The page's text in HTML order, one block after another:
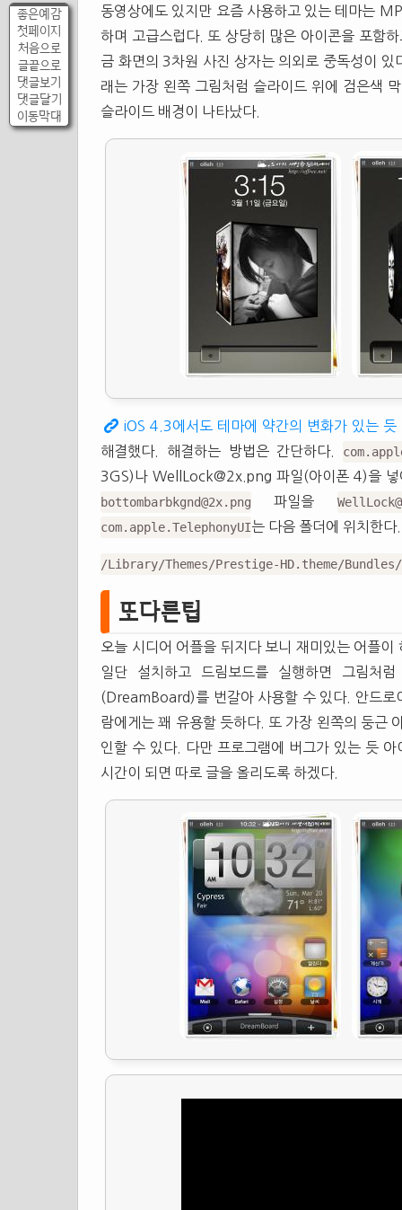
좋은예감
첫페이지
처음으로
글끝으로
댓글보기
댓글달기
이동막대
동영상에도 있지만 요즘 사용하고 있는 테마는
하며 고급스럽다. 또 상당히 많은 아이콘을 포함
금 화면의 3차원 사진 상자는 의외로 중독성이 있
래는 가장 왼쪽 그림처럼 슬라이드 위에 검은색
슬라이드 배경이 나타났다.
iOS 4.3에서도 테마에 약간의 변화가 있는 듯
해결했다. 해결하는 방법은 간단하다.
3GS)나 WellLock@2x.png 파일(아이폰 4)을
bottombarbkgnd@2x.png 파일을
com.apple.TelephonyUI는 다음 폴더에 위치한다.
/Library/Themes/Prestige-HD.theme/
또다른팁
오늘 시디어 어플을 뒤지다 보니 재미있는 어플
일단 설치하고 드림보드를 실행하면 그림처
(DreamBoard)를 번갈아 사용할 수 있다. 안드로
람에게는 꽤 유용할 듯하다. 또 가장 왼쪽의 둥근
인할 수 있다. 다만 프로그램에 버그가 있는 듯
시간이 되면 따로 글을 올리도록 하겠다.